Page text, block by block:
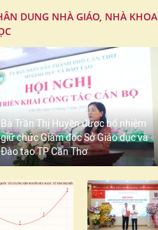
DUNG NHÀ GIÁO, NHÀ KHOA
Bà Trần Thị Huyền được bổ nhiệm
giữ chức Giám đốc Sở Giáo dục và
Đào tạo TP Cần Thơ